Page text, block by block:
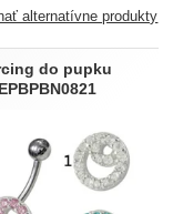
alternatívne produkty
do pupku